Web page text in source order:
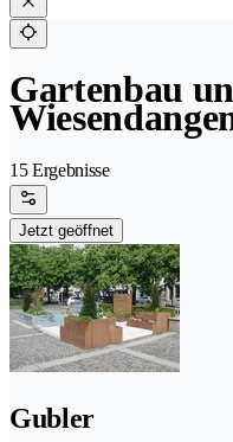
Gartenbau
15 Ergebnisse
Jetzt geöffnet
Gubler